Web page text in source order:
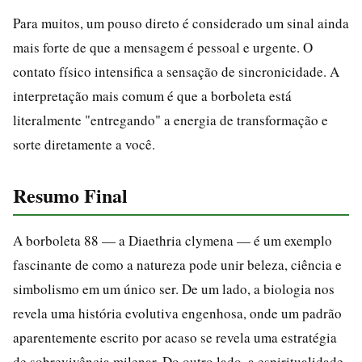
Para muitos, um pouso direto é considerado um sinal ainda
mais forte de que a mensagem é pessoal e urgente. O
contato físico intensifica a sensação de sincronicidade. A
interpretação mais comum é que a borboleta está
literalmente "entregando" a energia de transformação e
sorte diretamente a você.
Resumo Final
A borboleta 88 — a Diaethria clymena — é um exemplo
fascinante de como a natureza pode unir beleza, ciência e
simbolismo em um único ser. De um lado, a biologia nos
revela uma história evolutiva engenhosa, onde um padrão
aparentemente escrito por acaso se revela uma estratégia